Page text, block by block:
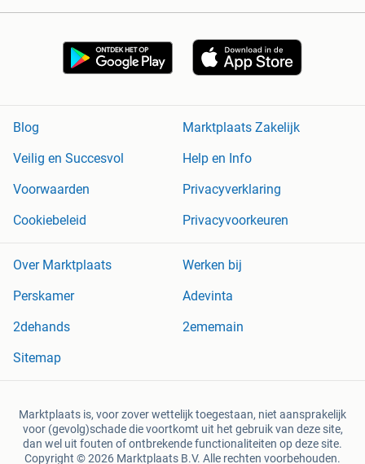
Blog
Marktplaats Zakelijk
Veilig en Succesvol
Help en Info
Voorwaarden
Privacyverklaring
Cookiebeleid
Privacyvoorkeuren
Over Marktplaats
Werken bij
Perskamer
Adevinta
2dehands
2ememain
Sitemap
Marktplaats is, voor zover wettelijk toegestaan, niet aansprakelijk
voor (gevolg)schade die voortkomt uit het gebruik van deze site,
dan wel uit fouten of ontbrekende functionaliteiten op deze site.
Copyright © 2026 Marktplaats B.V. Alle rechten voorbehouden.